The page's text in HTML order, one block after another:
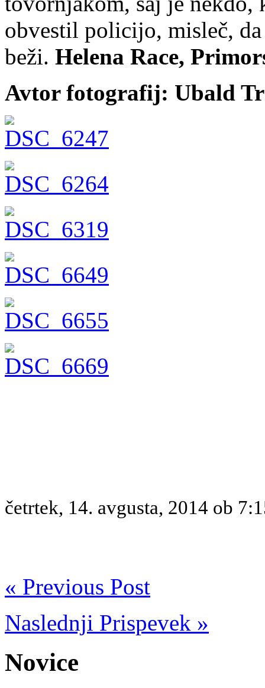
obvestil policijo, misleč,
beži. Helena Race,
Avtor fotografij: Ubald
četrtek, 14. avgusta, 2014 ob
« Previous Post
Naslednji Prispevek »
Novice